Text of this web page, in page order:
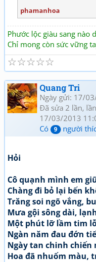
phamanhoa
Phước lộc giàu sang nào
Chỉ mong còn sức vững
☆
☆
☆
☆
☆
Quang Tri
Ngày gửi: 17/
Đã sửa 2 lần,
17/03/2013
Có
9 người
Hỏi
Cô quạnh mình em
Chàng đi bỏ lại bến
Trăng soi ngõ vắng,
Mưa gội sông dài,
Một phút lỡ lầm tim
Ngàn năm đau đớn
Ngày tan chinh chiến
Hoa đã nhuốm màu,